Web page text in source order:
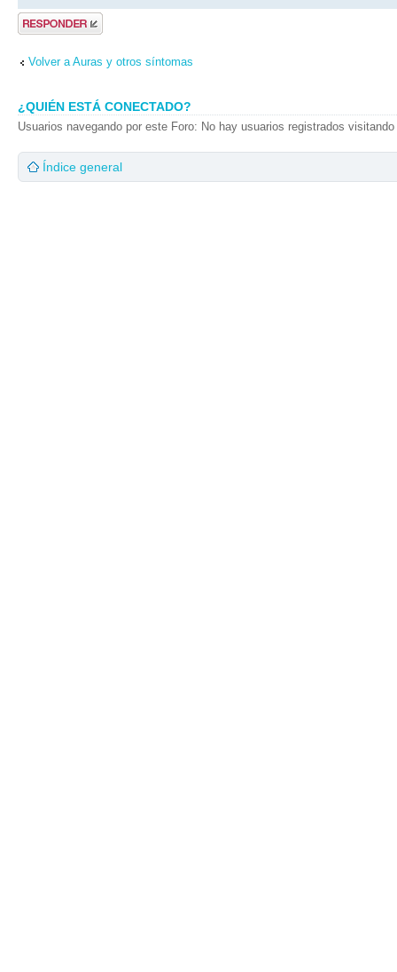
Publicar una
respuesta
Volver a Auras y otros síntomas
¿QUIÉN ESTÁ CONECTADO?
Usuarios navegando por este Foro: No hay usuarios registrados
Índice general